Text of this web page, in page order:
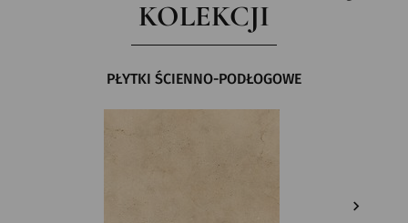
KOLEKCJI
PŁYTKI ŚCIENNO-PODŁOGOWE